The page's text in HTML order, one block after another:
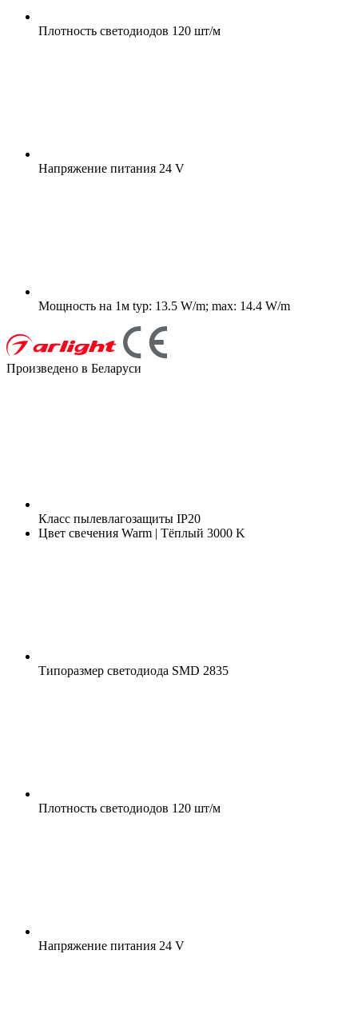
Плотность светодиодов 120 шт/м
Напряжение питания 24 V
Мощность на 1м typ: 13.5 W/m; max: 14.4 W/m
Произведено в Беларуси
Класс пылевлагозащиты IP20
Цвет свечения Warm | Тёплый 3000 K
Типоразмер светодиода SMD 2835
Плотность светодиодов 120 шт/м
Напряжение питания 24 V